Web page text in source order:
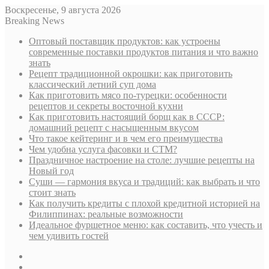
Воскресенье, 9 августа 2026
Breaking News
Оптовый поставщик продуктов: как устроены
современные поставки продуктов питания и что важно
знать
Рецепт традиционной окрошки: как приготовить
классический летний суп дома
Как приготовить мясо по-турецки: особенности
рецептов и секреты восточной кухни
Как приготовить настоящий борщ как в СССР:
домашний рецепт с насыщенным вкусом
Что такое кейтеринг и в чем его преимущества
Чем удобна услуга фасовки и СТМ?
Праздничное настроение на столе: лучшие рецепты на
Новый год
Суши — гармония вкуса и традиций: как выбрать и что
стоит знать
Как получить кредиты с плохой кредитной историей на
Филиппинах: реальные возможности
Идеальное фуршетное меню: как составить, что учесть и
чем удивить гостей